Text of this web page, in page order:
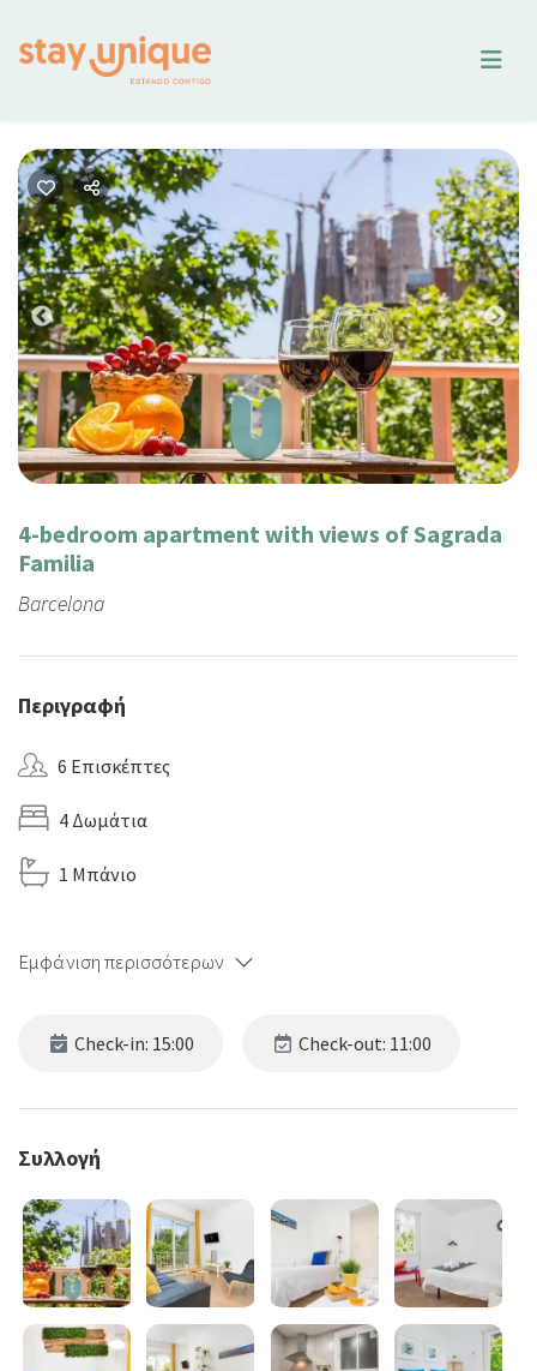
Previous
4-bedroom apartment with views of Sagrada
Familia
Barcelona
Περιγραφή
6 Επισκέπτες
4 Δωμάτια
1 Μπάνιο
Εμφάνιση περισσότερων
Check-in: 15:00 Check-out: 11:00
Συλλογή